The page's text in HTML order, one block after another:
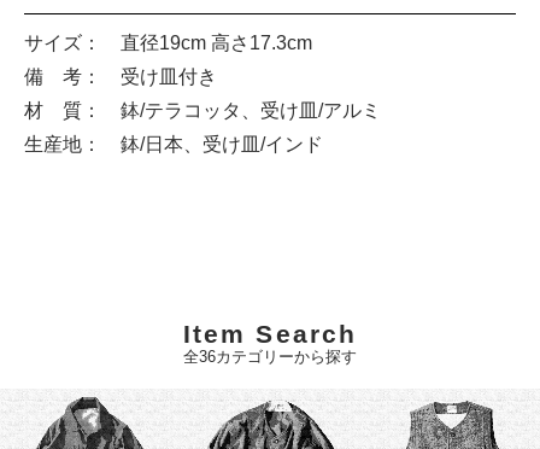
サイズ： 直径19cm 高さ17.3cm
備 考： 受け皿付き
材 質： 鉢/テラコッタ、受け皿/アルミ
生産地： 鉢/日本、受け皿/インド
Item Search
全36カテゴリーから探す